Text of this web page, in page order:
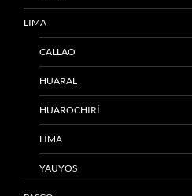
LIMA
CALLAO
HUARAL
HUAROCHIRÍ
LIMA
YAUYOS